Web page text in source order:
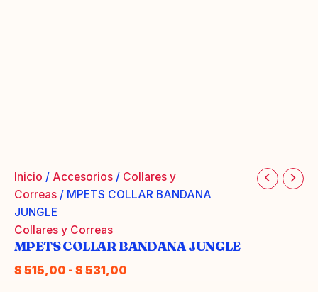
Inicio / Accesorios / Collares y
Correas / MPETS COLLAR BANDANA
JUNGLE
Collares y Correas
MPETS COLLAR BANDANA JUNGLE
$ 515,00 - $ 531,00